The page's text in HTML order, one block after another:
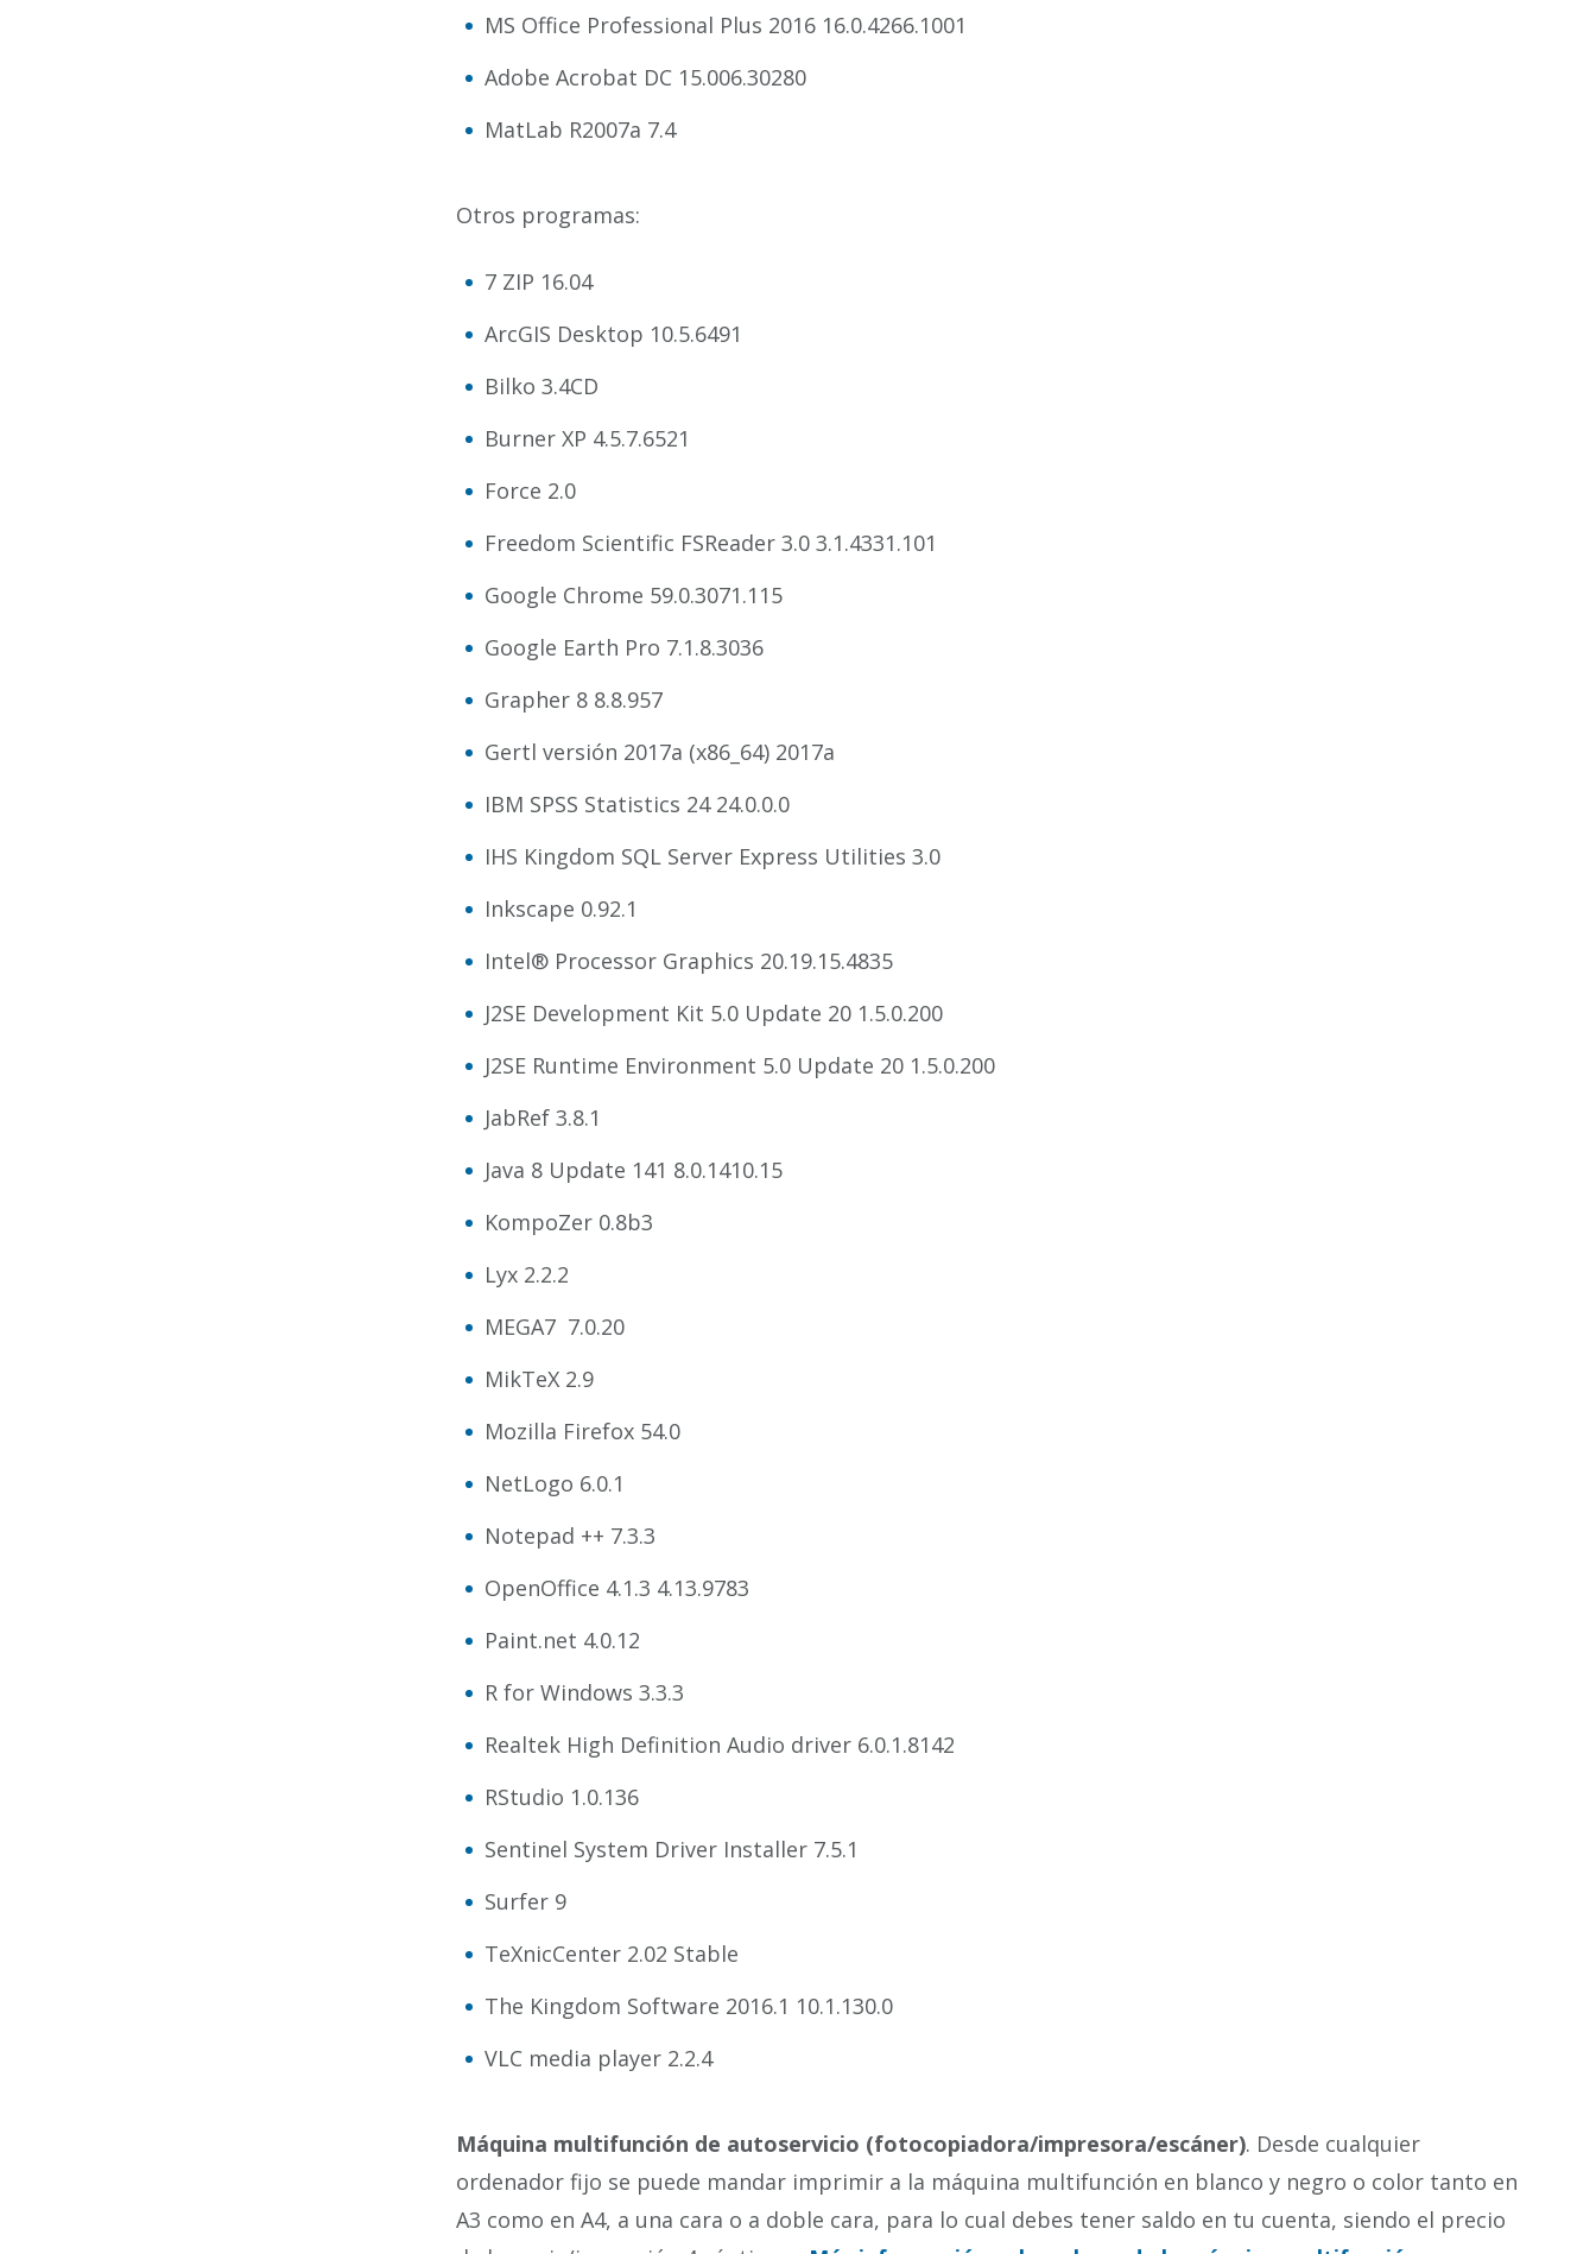
MS Office Professional Plus 2016 16.0.4266.1001
Adobe Acrobat DC 15.006.30280
MatLab R2007a 7.4
Otros programas:
7 ZIP 16.04
ArcGIS Desktop 10.5.6491
Bilko 3.4CD
Burner XP 4.5.7.6521
Force 2.0
Freedom Scientific FSReader 3.0 3.1.4331.101
Google Chrome 59.0.3071.115
Google Earth Pro 7.1.8.3036
Grapher 8 8.8.957
Gertl versión 2017a (x86_64) 2017a
IBM SPSS Statistics 24 24.0.0.0
IHS Kingdom SQL Server Express Utilities 3.0
Inkscape 0.92.1
Intel® Processor Graphics 20.19.15.4835
J2SE Development Kit 5.0 Update 20 1.5.0.200
J2SE Runtime Environment 5.0 Update 20 1.5.0.200
JabRef 3.8.1
Java 8 Update 141 8.0.1410.15
KompoZer 0.8b3
Lyx 2.2.2
MEGA7 7.0.20
MikTeX 2.9
Mozilla Firefox 54.0
NetLogo 6.0.1
Notepad ++ 7.3.3
OpenOffice 4.1.3 4.13.9783
Paint.net 4.0.12
R for Windows 3.3.3
Realtek High Definition Audio driver 6.0.1.8142
RStudio 1.0.136
Sentinel System Driver Installer 7.5.1
Surfer 9
TeXnicCenter 2.02 Stable
The Kingdom Software 2016.1 10.1.130.0
VLC media player 2.2.4
Máquina multifunción de autoservicio (fotocopiadora/impresora/escáner). Desde cualquier
ordenador fijo se puede mandar imprimir a la máquina multifunción en blanco y negro o color tanto en
A3 como en A4, a una cara o a doble cara, para lo cual debes tener saldo en tu cuenta, siendo el precio